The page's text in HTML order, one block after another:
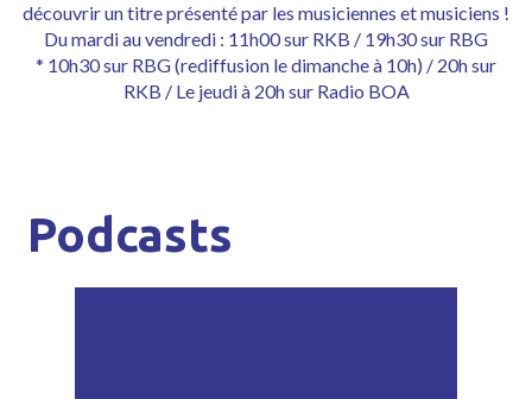
découvrir un titre présenté par les musiciennes et musiciens !
Du mardi au vendredi : 11h00 sur RKB / 19h30 sur RBG
* 10h30 sur RBG (rediffusion le dimanche à 10h) / 20h sur
RKB / Le jeudi à 20h sur Radio BOA
Podcasts